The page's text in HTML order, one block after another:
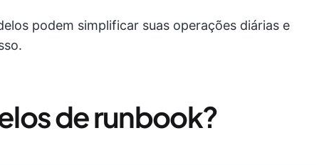
podem simplificar suas operações diárias e
de runbook?